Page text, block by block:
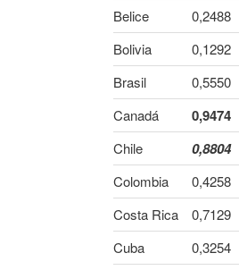
Belice
0,2488
Bolivia
0,1292
Brasil
0,5550
Canadá
0,9474
Chile
0,8804
Colombia
0,4258
Costa Rica
0,7129
Cuba
0,3254